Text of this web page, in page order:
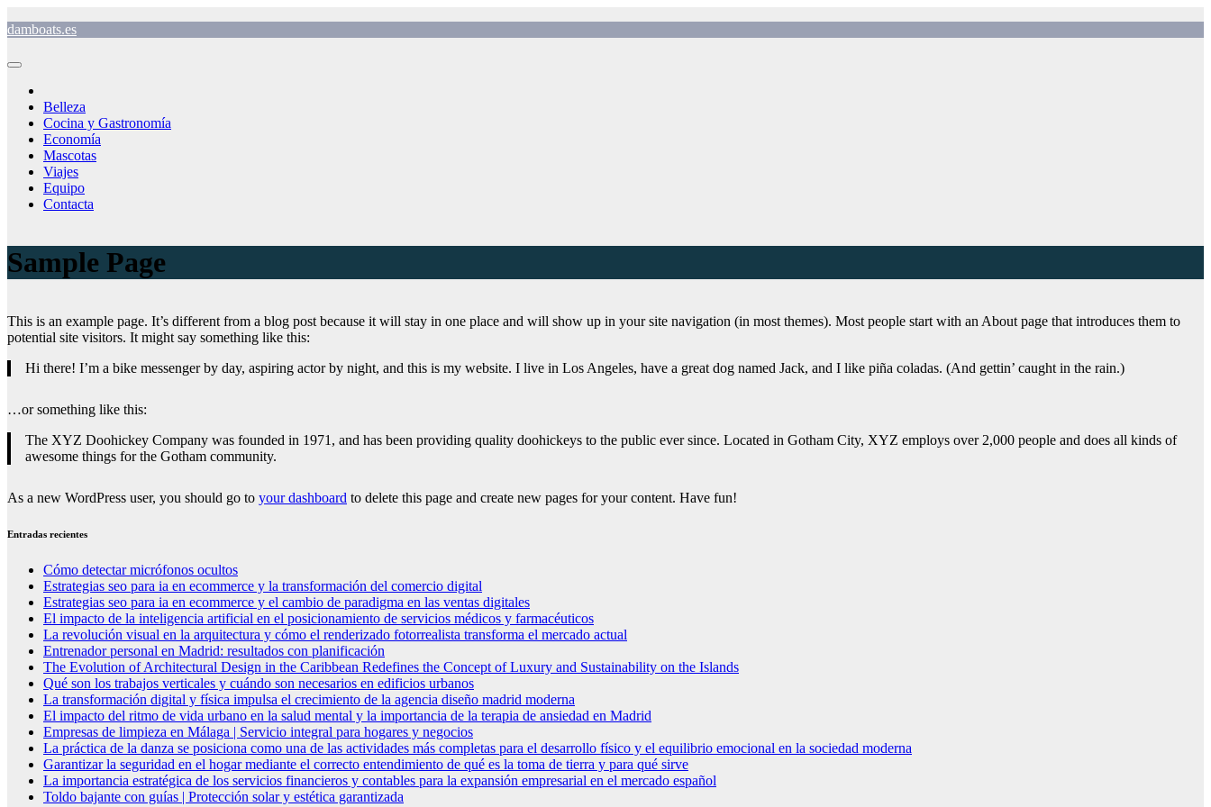
al
damboats.es
Belleza
Cocina y Gastronomía
Economía
Mascotas
Viajes
Equipo
Contacta
Sample Page
This is an example page. It’s different from a blog post because it will stay in one place and will show up in your site navigation (in most themes). Most people start with an About page that introduces them to
potential site visitors. It might say something like this:
Hi there! I’m a bike messenger by day, aspiring actor by night, and this is my website. I live in Los Angeles, have a great dog named Jack, and I like piña coladas. (And gettin’ caught in the rain.)
…or something like this:
The XYZ Doohickey Company was founded in 1971, and has been providing quality doohickeys to the public ever since. Located in Gotham City, XYZ employs over 2,000 people and does all kinds of
awesome things for the Gotham community.
As a new WordPress user, you should go to your dashboard to delete this page and create new pages for your content. Have fun!
Entradas recientes
Cómo detectar micrófonos ocultos
Estrategias seo para ia en ecommerce y la transformación del comercio digital
Estrategias seo para ia en ecommerce y el cambio de paradigma en las ventas digitales
El impacto de la inteligencia artificial en el posicionamiento de servicios médicos y farmacéuticos
La revolución visual en la arquitectura y cómo el renderizado fotorrealista transforma el mercado actual
Entrenador personal en Madrid: resultados con planificación
The Evolution of Architectural Design in the Caribbean Redefines the Concept of Luxury and Sustainability on the Islands
Qué son los trabajos verticales y cuándo son necesarios en edificios urbanos
La transformación digital y física impulsa el crecimiento de la agencia diseño madrid moderna
El impacto del ritmo de vida urbano en la salud mental y la importancia de la terapia de ansiedad en Madrid
Empresas de limpieza en Málaga | Servicio integral para hogares y negocios
La práctica de la danza se posiciona como una de las actividades más completas para el desarrollo físico y el equilibrio emocional en la sociedad moderna
Garantizar la seguridad en el hogar mediante el correcto entendimiento de qué es la toma de tierra y para qué sirve
La importancia estratégica de los servicios financieros y contables para la expansión empresarial en el mercado español
Toldo bajante con guías | Protección solar y estética garantizada